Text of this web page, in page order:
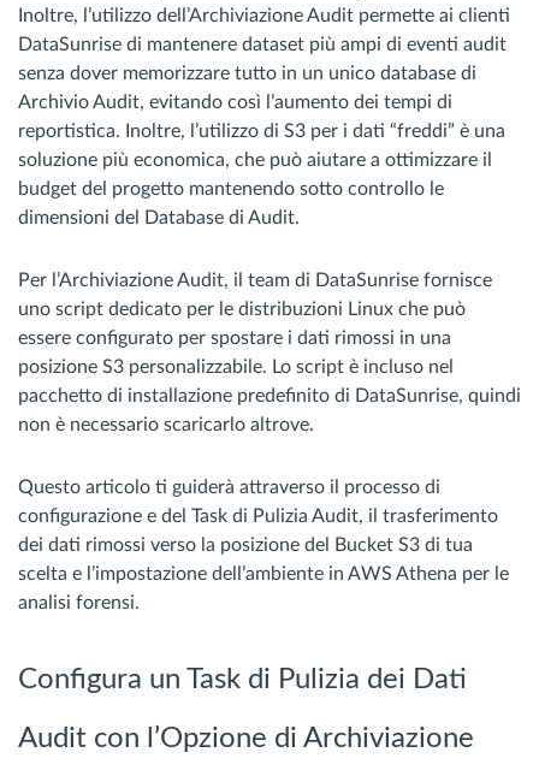
Inoltre, l’utilizzo dell’Archiviazione Audit permette ai clienti
DataSunrise di mantenere dataset più ampi di eventi audit
senza dover memorizzare tutto in un unico database di
Archivio Audit, evitando così l’aumento dei tempi di
reportistica. Inoltre, l’utilizzo di S3 per i dati “freddi” è una
soluzione più economica, che può aiutare a ottimizzare il
budget del progetto mantenendo sotto controllo le
dimensioni del Database di Audit.
Per l’Archiviazione Audit, il team di DataSunrise fornisce
uno script dedicato per le distribuzioni Linux che può
essere configurato per spostare i dati rimossi in una
posizione S3 personalizzabile. Lo script è incluso nel
pacchetto di installazione predefinito di DataSunrise, quindi
non è necessario scaricarlo altrove.
Questo articolo ti guiderà attraverso il processo di
configurazione e del Task di Pulizia Audit, il trasferimento
dei dati rimossi verso la posizione del Bucket S3 di tua
scelta e l’impostazione dell’ambiente in AWS Athena per le
analisi forensi.
Configura un Task di Pulizia dei Dati
Audit con l’Opzione di Archiviazione